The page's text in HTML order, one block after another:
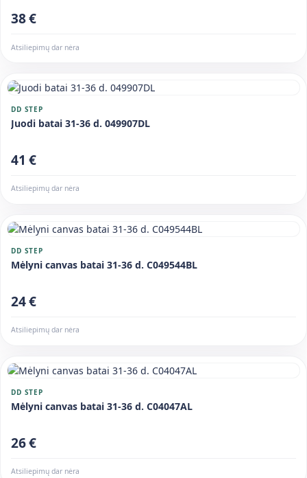
38 €
Atsiliepimų dar nėra
DD STEP
Juodi batai 31-36 d. 049907DL
41 €
Atsiliepimų dar nėra
DD STEP
Mėlyni canvas batai 31-36 d. C049544BL
24 €
Atsiliepimų dar nėra
DD STEP
Mėlyni canvas batai 31-36 d. C04047AL
26 €
Atsiliepimų dar nėra